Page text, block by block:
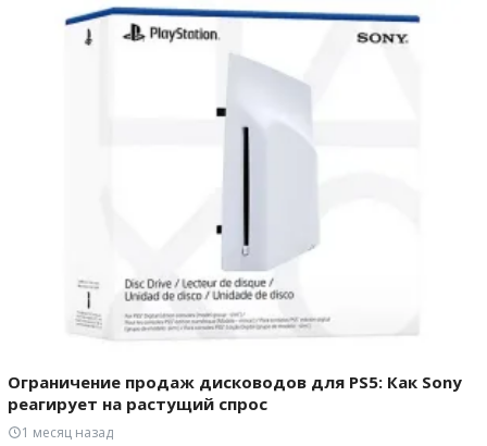
Ограничение продаж дисководов для PS5: Как Sony
реагирует на растущий спрос
1 месяц назад